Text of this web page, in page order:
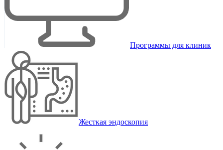
Программы для клиник
Жесткая эндоскопия